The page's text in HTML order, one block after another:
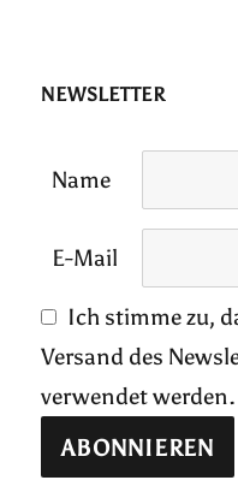
NEWSLETTER
Name
E-Mail
Ich stimme zu,
Versand des
verwendet werden.